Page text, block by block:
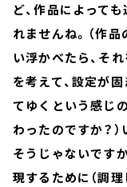
ど、作品によって
れませんね。（作
い浮かべたら、そ
を考えて、設定が
てゆくという感じ
わったのですか？）
そうじゃないです
現するために（調